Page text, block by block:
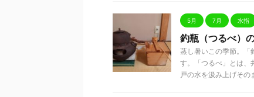
5月 7月 水指
釣瓶（つるべ）
蒸し暑いこの季節。「
す。「つるべ」とは、
戸の水を汲み上げその